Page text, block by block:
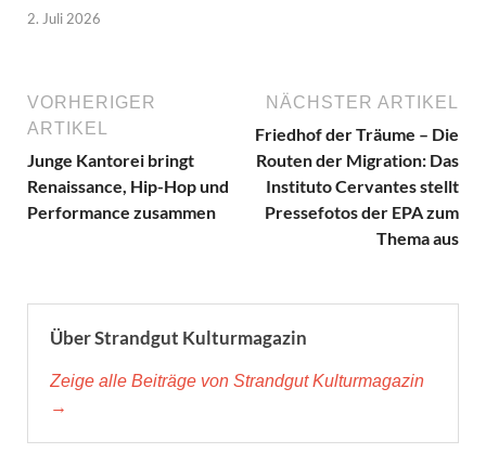
2. Juli 2026
VORHERIGER
ARTIKEL
Junge Kantorei bringt
Renaissance, Hip-Hop und
Performance zusammen
NÄCHSTER ARTIKEL
Friedhof der Träume – Die
Routen der Migration: Das
Instituto Cervantes stellt
Pressefotos der EPA zum
Thema aus
Über Strandgut Kulturmagazin
Zeige alle Beiträge von Strandgut Kulturmagazin
→